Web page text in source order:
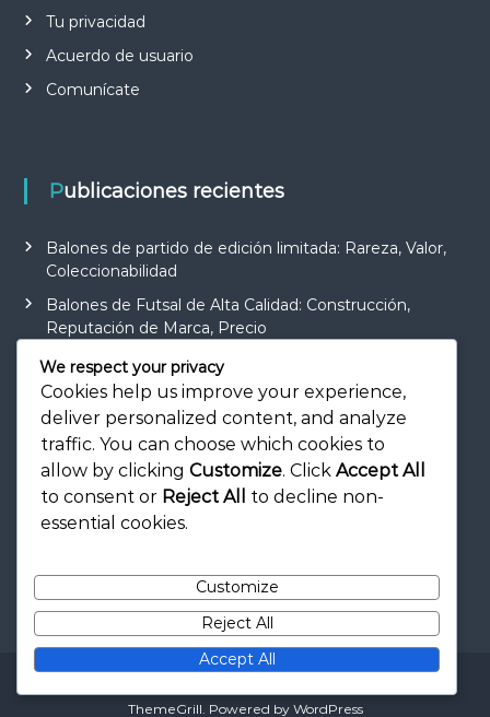
Tu privacidad
Acuerdo de usuario
Comunícate
Publicaciones recientes
Balones de partido de edición limitada: Rareza, Valor,
Coleccionabilidad
Balones de Futsal de Alta Calidad: Construcción,
Reputación de Marca, Precio
Bolas de Entrenamiento con Peso: Beneficios del
Entrenamiento, Uso, Seguridad
Bolas de Entrenamiento para el Desarrollo de
Habilidades: Características, Uso, Recomendaciones
Pelotas de partido ecológicas: materiales,
sostenibilidad, impacto
ThemeGrill. Powered by WordPress
We respect your privacy
Cookies help us improve your experience,
deliver personalized content, and analyze
traffic. You can choose which cookies to
allow by clicking Customize. Click Accept All
to consent or Reject All
to decline non-
essential cookies.
Customize
Reject All
Accept All